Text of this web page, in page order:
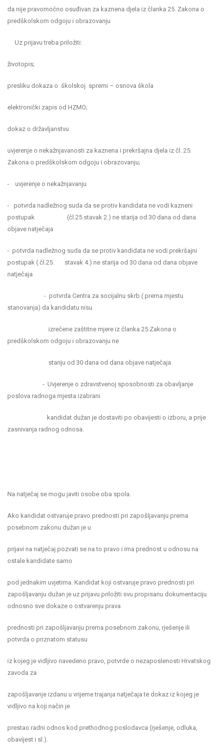
da nije pravomoćno osuđivan za kaznena djela iz članka 25. Zakona o
predškolskom odgoju i obrazovanju
Uz prijavu treba priložiti:
životopis;
presliku dokaza o školskoj spremi – osnova škola
elektronički zapis od HZMO;
dokaz o državljanstvu
uvjerenje o nekažnjavanosti za kaznena i prekršajna djela iz čl. 25.
Zakona o predškolskom odgoju i obrazovanju;
- uvjerenje o nekažnjavanju
- potvrda nadležnog suda da se protiv kandidata ne vodi kazneni
postupak (čl.25.stavak 2.) ne starija od 30 dana od dana
objave natječaja
- potvrda nadležnog suda da se protiv kandidata ne vodi prekršajni
postupak ( čl.25. stavak 4.) ne starija od 30 dana od dana objave
natječaja
- potvrda Centra za socijalnu skrb ( prema mjestu
stanovanja) da kandidatu nisu
izrečene zaštitne mjere iz članka 25.Zakona o
predškolskom odgoju i obrazovanju ne
stariju od 30 dana od dana objave natječaja
- Uvjerenje o zdravstvenoj sposobnosti za obavljanje
poslova radnoga mjesta izabrani
kandidat dužan je dostaviti po obavijesti o izboru, a prije
zasnivanja radnog odnosa.
Na natječaj se mogu javiti osobe oba spola.
Ako kandidat ostvaruje pravo prednosti pri zapošljavanju prema
posebnom zakonu dužan je u
prijavi na natječaj pozvati se na to pravo i ima prednost u odnosu na
ostale kandidate samo
pod jednakim uvjetima. Kandidat koji ostvaruje pravo prednosti pri
zapošljavanju dužan je uz prijavu priložiti svu propisanu dokumentaciju
odnosno sve dokaze o ostvarenju prava
prednosti pri zapošljavanju prema posebnom zakonu, rješenje ili
potvrda o priznatom statusu
iz kojeg je vidljivo navedeno pravo, potvrde o nezaposlenosti Hrvatskog
zavoda za
zapošljavanje izdanu u vrijeme trajanja natječaja te dokaz iz kojeg je
vidljivo na koji način je
prestao radni odnos kod prethodnog poslodavca (rješenje, odluka,
obavijest i sl.).